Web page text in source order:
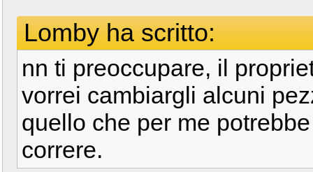
Lomby ha scritto:
nn ti preoccupare, il
vorrei cambiargli alcuni
quello che per me
correre.